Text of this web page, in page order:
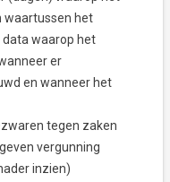
waartussen het
waarop het
er
en wanneer het
tegen zaken
vergunning
inzien)